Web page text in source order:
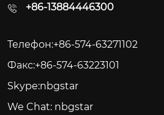
+86-13884446300
Телефон:+86-574-63271102
Факс:+86-574-63223101
Skype:nbgstar
We Chat: nbgstar